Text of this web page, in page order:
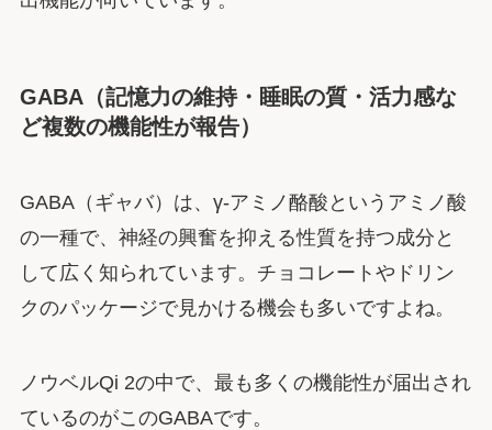
GABA（記憶力の維持・睡眠の質・活力感な
ど複数の機能性が報告）
GABA（ギャバ）は、γ-アミノ酪酸というアミノ酸
の一種で、神経の興奮を抑える性質を持つ成分と
して広く知られています。チョコレートやドリン
クのパッケージで見かける機会も多いですよね。
ノウベルQi 2の中で、最も多くの機能性が届出され
ているのがこのGABAです。